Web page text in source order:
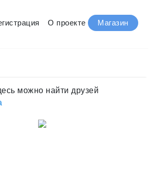
О проекте Магазин
можно найти друзей